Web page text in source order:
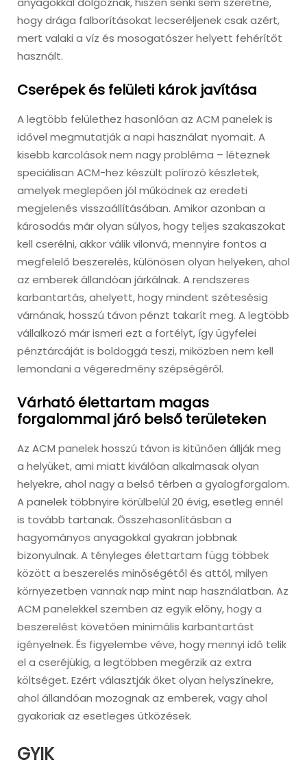
hogy drága falborításokat lecseréljenek csak azért,
mert valaki a víz és mosogatószer helyett fehérítőt
használt.
Cserépek és felületi károk javítása
A legtöbb felülethez hasonlóan az ACM panelek is
idővel megmutatják a napi használat nyomait. A
kisebb karcolások nem nagy probléma – léteznek
speciálisan ACM-hez készült polírozó készletek,
amelyek meglepően jól működnek az eredeti
megjelenés visszaállításában. Amikor azonban a
károsodás már olyan súlyos, hogy teljes szakaszokat
kell cserélni, akkor válik vilonvá, mennyire fontos a
megfelelő beszerelés, különösen olyan helyeken, ahol
az emberek állandóan járkálnak. A rendszeres
karbantartás, ahelyett, hogy mindent szétesésig
várnának, hosszú távon pénzt takarít meg. A legtöbb
vállalkozó már ismeri ezt a fortélyt, így ügyfelei
pénztárcáját is boldoggá teszi, miközben nem kell
lemondani a végeredmény szépségéről.
Várható élettartam magas
forgalommal járó belső területeken
Az ACM panelek hosszú távon is kitűnően állják meg
a helyüket, ami miatt kiválóan alkalmasak olyan
helyekre, ahol nagy a belső térben a gyalogforgalom.
A panelek többnyire körülbelül 20 évig, esetleg ennél
is tovább tartanak. Összehasonlításban a
hagyományos anyagokkal gyakran jobbnak
bizonyulnak. A tényleges élettartam függ többek
között a beszerelés minőségétől és attól, milyen
környezetben vannak nap mint nap használatban. Az
ACM panelekkel szemben az egyik előny, hogy a
beszerelést követően minimális karbantartást
igényelnek. És figyelembe véve, hogy mennyi idő telik
el a cseréjükig, a legtöbben megérzik az extra
költséget. Ezért választják őket olyan helyszínekre,
ahol állandóan mozognak az emberek, vagy ahol
gyakoriak az esetleges ütközések.
GYIK